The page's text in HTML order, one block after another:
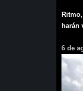
harán
6 de